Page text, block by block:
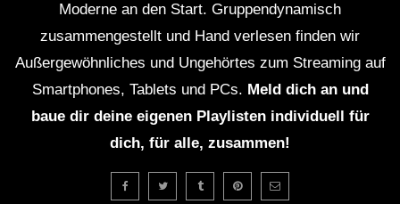
Moderne an den Start. Gruppendynamisch
zusammengestellt und Hand verlesen finden wir
Außergewöhnliches und Ungehörtes zum Streaming auf
Smartphones, Tablets und PCs. Meld dich an und
baue dir deine eigenen Playlisten individuell für
dich, für alle, zusammen!